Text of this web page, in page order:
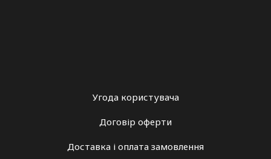
Угода користувача
Договір оферти
Доставка і оплата замовлення